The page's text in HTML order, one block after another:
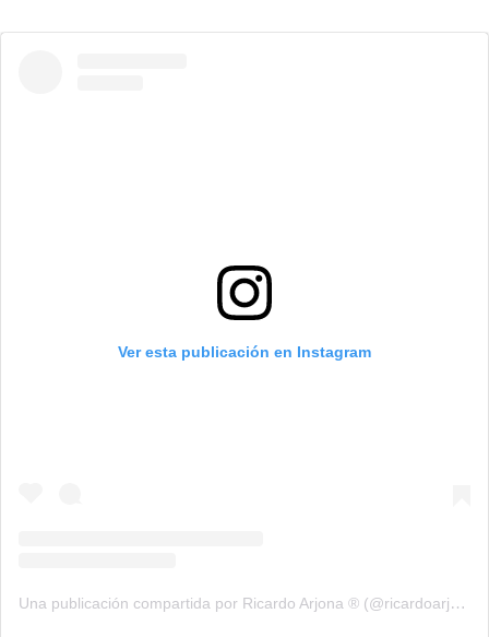
Ver esta publicación en Instagram
Una publicación compartida por Ricardo Arjona ® (@ricardoarjona)